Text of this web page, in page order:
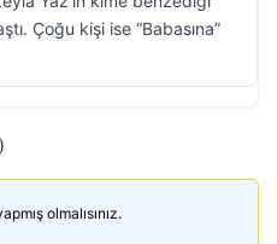
Çoğu kişi ise “Babasına”
olmalısınız.